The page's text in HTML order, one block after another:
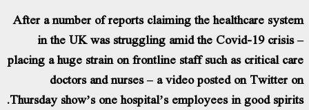
After a number of reports claiming the healthcare
in the UK was struggling amid the Covid-19
placing a huge strain on frontline staff such as critical
doctors and nurses – a video posted on Twitter
Thursday show’s one hospital’s employees in good